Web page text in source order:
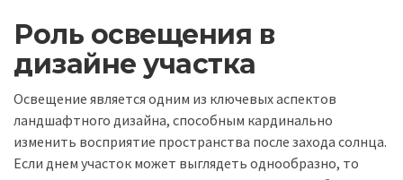
Роль освещения в
дизайне участка
Освещение является одним из ключевых аспектов
ландшафтного дизайна, способным кардинально
изменить восприятие пространства после захода солнца.
Если днем участок может выглядеть однообразно, то